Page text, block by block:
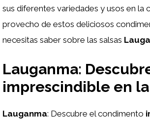
sus diferentes variedades y usos en la
provecho de estos deliciosos
necesitas saber sobre las salsas
Lauganma:
imprescindible en
Lauganma: Descubre el condimento